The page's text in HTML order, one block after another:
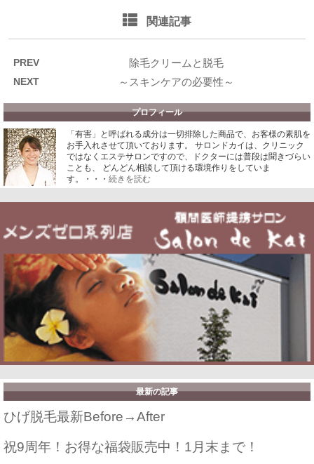
関連記事
PREV 除毛クリームと脱毛
NEXT ～スキンケアの必要性～
プロフィール
「有害」と呼ばれる成分は一切排除した商品で、お客様の素肌を
お手入れさせて頂いております。
サロンドカイは、クリニック
ではなくエステサロンですので、ドクターには普段は聞きづらい
ことも、 どんどん相談して頂ける環境作りをしていま
す。・・・ 続きを読む
最新の記事
ひげ脱毛最新Before→After
祝9周年！お得な福袋販売中！1月末まで！